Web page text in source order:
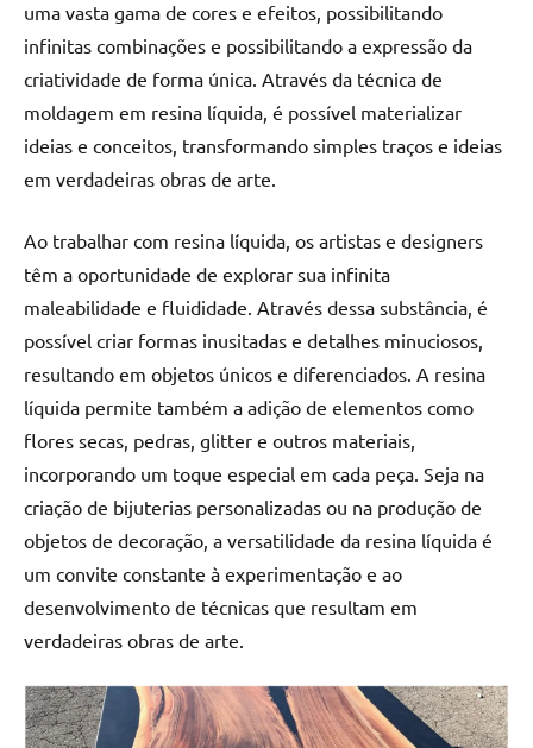
uma vasta gama de cores e efeitos, possibilitando
infinitas combinações e possibilitando a expressão da
criatividade de forma única. Através da técnica de
moldagem em resina líquida, é possível materializar
ideias e conceitos, transformando simples traços e ideias
em verdadeiras obras de arte.
Ao trabalhar com resina líquida, os artistas e designers
têm a oportunidade de explorar sua infinita
maleabilidade e fluididade. Através dessa substância, é
possível criar formas inusitadas e detalhes minuciosos,
resultando em objetos únicos e diferenciados. A resina
líquida permite também a adição de elementos como
flores secas, pedras, glitter e outros materiais,
incorporando um toque especial em cada peça. Seja na
criação de bijuterias personalizadas ou na produção de
objetos de decoração, a versatilidade da resina líquida é
um convite constante à experimentação e ao
desenvolvimento de técnicas que resultam em
verdadeiras obras de arte.